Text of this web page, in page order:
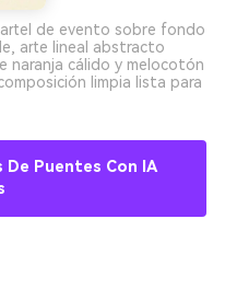
de evento sobre fondo
arte lineal abstracto
naranja cálido y melocotón
limpia lista para
De Puentes Con IA